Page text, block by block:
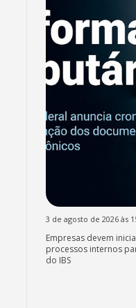
3 de agosto de 2026 às
Empresas devem
processos internos
do IBS